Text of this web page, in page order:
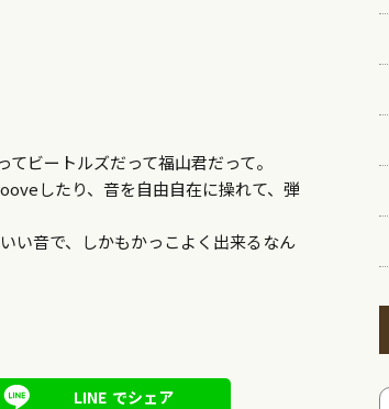
ビートルズだって福山君だって。
したり、音を自由自在に操れて、弾
い音で、しかもかっこよく出来るなん
LINE でシェア